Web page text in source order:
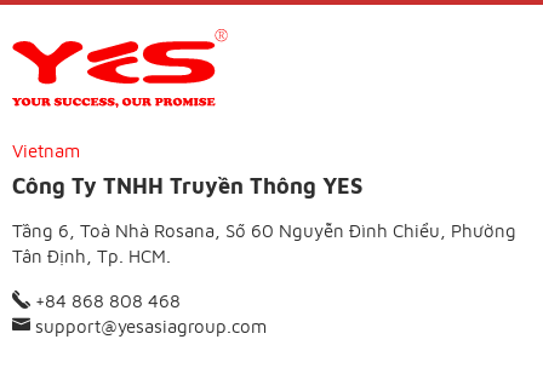
Vietnam
Công Ty TNHH Truyền Thông YES
Tầng 6, Toà Nhà Rosana, Số 60 Nguyễn Đình Chiểu, Phường
Tân Định, Tp. HCM.
+84 868 808 468
support@yesasiagroup.com